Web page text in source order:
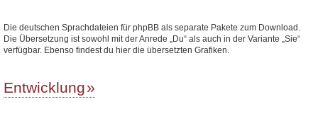
Die deutschen Sprachdateien für phpBB als separate Pakete zum Download.
Die Übersetzung ist sowohl mit der Anrede „Du“ als auch in der Variante „Sie“
verfügbar. Ebenso findest du hier die übersetzten Grafiken.
Entwicklung